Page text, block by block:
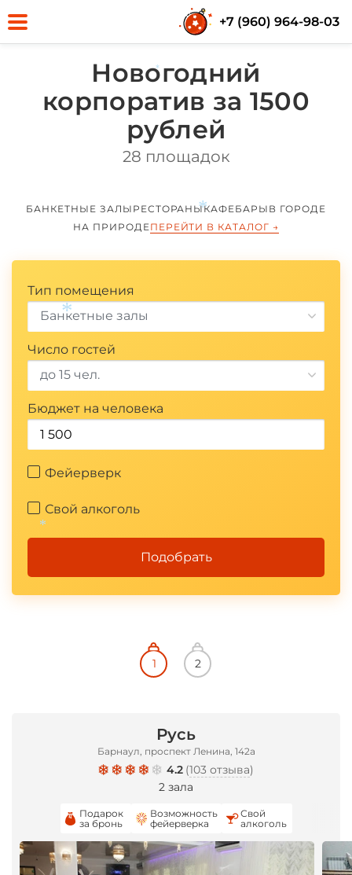
+7 (960) 964-98-03
Новогодний
корпоратив за 1500
рублей
28 площадок
БАНКЕТНЫЕ ЗАЛЫ РЕСТОРАНЫКАФЕБАРЫ В ГОРОДЕ
НА ПРИРОДЕПЕРЕЙТИ В КАТАЛОГ →
Тип помещения
Банкетные залы
Число гостей
до 15 чел.
Бюджет на человека
Фейерверк
Свой алкоголь
Подобрать
Русь
Барнаул, проспект Ленина, 142а
4.2 (103 отзыва)
2 зала
Подарок
за бронь
Возможность
фейерверка
Свой
алкоголь
*
*